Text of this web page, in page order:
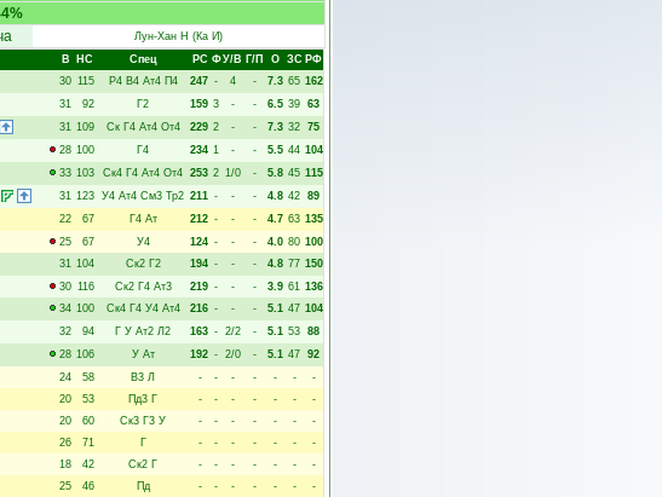
Лун-Хан Н (Ка И)
В НC Спец РC ФУ/В Г/П О ЗС РФ
30 115 Р4 В4 Ат4 П4 247 - 4 - 7.3 65 162
31 92 Г2 159 3 - - 6.5 39 63
31 109 Ск Г4 Ат4 От4 229 2 - - 7.3 32 75
28 100 Г4 234 1 - - 5.5 44 104
33 103 Ск4 Г4 Ат4 От4 253 2 1/0 - 5.8 45 115
31 123 У4 Ат4 См3 Тр2 211 - - - 4.8 42 89
22 67 Г4 Ат 212 - - - 4.7 63 135
25 67 У4 124 - - - 4.0 80 100
31 104 Ск2 Г2 194 - - - 4.8 77 150
30 116 Ск2 Г4 Ат3 219 - - - 3.9 61 136
34 100 Ск4 Г4 У4 Ат4 216 - - - 5.1 47 104
32 94 Г У Ат2 Л2 163 - 2/2 - 5.1 53 88
28 106 У Ат 192 - 2/0 - 5.1 47 92
24 58 В3 Л - - - - - -
-
20 53 Пд3 Г - - - - - -
-
20 60 Ск3 Г3 У - - - - - -
-
26 71 Г - - - - - -
-
18 42 Ск2 Г - - - - - -
-
25 46 Пд - - - - - -
-